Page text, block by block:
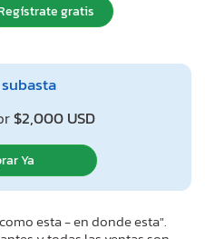
gratis
$2,000 USD
Ya
esta - en donde esta".